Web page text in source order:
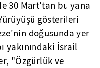
30 Mart'tan bu yana
gösterileri
doğusunda yer
yakınındaki İsrail
"Özgürlük ve